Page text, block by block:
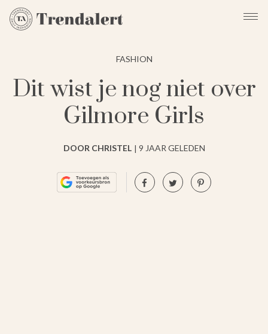
FASHION
Dit wist je nog niet over
Gilmore Girls
DOOR CHRISTEL 9 JAAR GELEDEN